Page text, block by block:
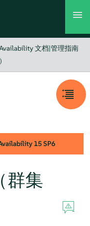
文档|管理指南
15 SP6
群集